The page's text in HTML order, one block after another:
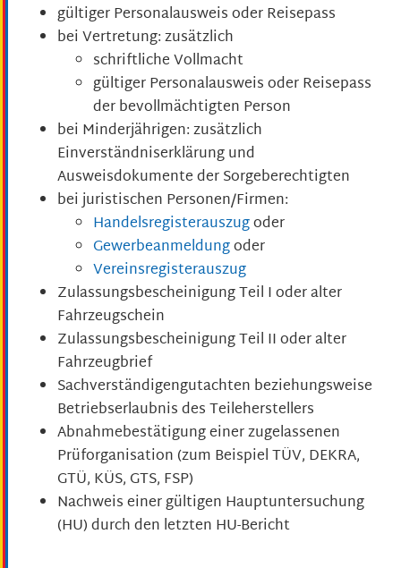
gültiger Personalausweis oder Reisepass
bei Vertretung: zusätzlich
schriftliche Vollmacht
gültiger Personalausweis oder Reisepass
der bevollmächtigten Person
bei Minderjährigen: zusätzlich
Einverständniserklärung und
Ausweisdokumente der Sorgeberechtigten
bei juristischen Personen/Firmen:
Handelsregisterauszugoder
Gewerbeanmeldungoder
Vereinsregisterauszug
Zulassungsbescheinigung Teil I oder alter
Fahrzeugschein
Zulassungsbescheinigung Teil II oder alter
Fahrzeugbrief
Sachverständigengutachten beziehungsweise
Betriebserlaubnis des Teileherstellers
Abnahmebestätigung einer zugelassenen
Prüforganisation (zum Beispiel TÜV, DEKRA,
GTÜ, KÜS, GTS, FSP)
Nachweis einer gültigen Hauptuntersuchung
(HU) durch den letzten HU-Bericht